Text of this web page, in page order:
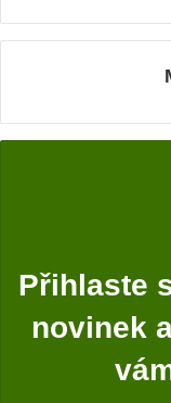
Přihlaste
novinek